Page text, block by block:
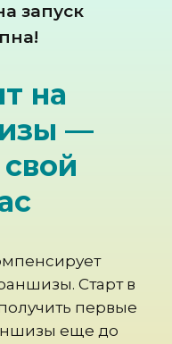
на
—
запуск
Старт в
первые
еще до